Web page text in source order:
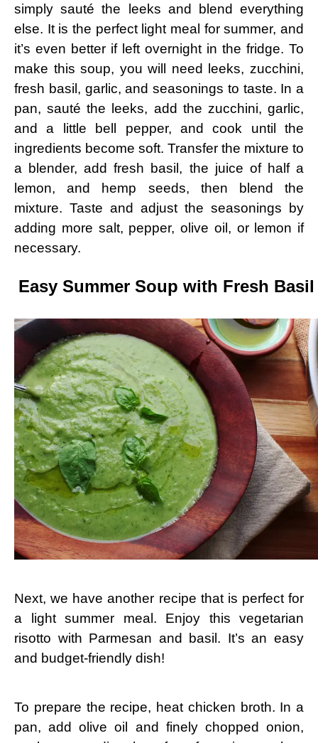
simply sauté the leeks and blend everything
else. It is the perfect light meal for summer, and
it’s even better if left overnight in the fridge. To
make this soup, you will need leeks, zucchini,
fresh basil, garlic, and seasonings to taste. In a
pan, sauté the leeks, add the zucchini, garlic,
and a little bell pepper, and cook until the
ingredients become soft. Transfer the mixture to
a blender, add fresh basil, the juice of half a
lemon, and hemp seeds, then blend the
mixture. Taste and adjust the seasonings by
adding more salt, pepper, olive oil, or lemon if
necessary.
Easy Summer Soup with Fresh Basil
Next, we have another recipe that is perfect for
a light summer meal. Enjoy this vegetarian
risotto with Parmesan and basil. It’s an easy
and budget-friendly dish!
To prepare the recipe, heat chicken broth. In a
pan, add olive oil and finely chopped onion,